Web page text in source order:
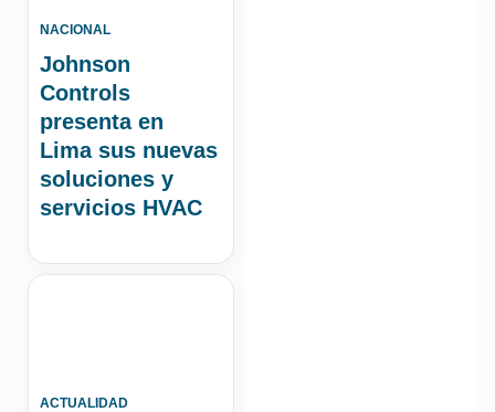
NACIONAL
Johnson
Controls
presenta en
Lima sus nuevas
soluciones y
servicios HVAC
ACTUALIDAD